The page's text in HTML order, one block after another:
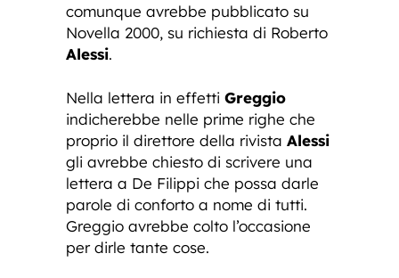
comunque avrebbe pubblicato su
Novella 2000, su richiesta di Roberto
Alessi.
Nella lettera in effetti Greggio
indicherebbe nelle prime righe che
proprio il direttore della rivista Alessi
gli avrebbe chiesto di scrivere una
lettera a De Filippi che possa darle
parole di conforto a nome di tutti.
Greggio avrebbe colto l’occasione
per dirle tante cose.